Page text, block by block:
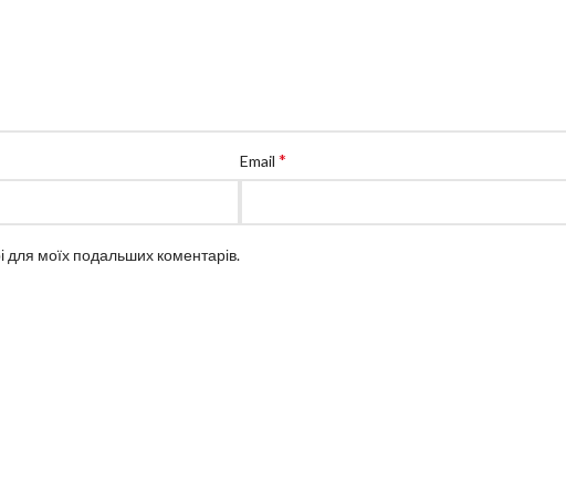
Email *
для моїх подальших коментарів.